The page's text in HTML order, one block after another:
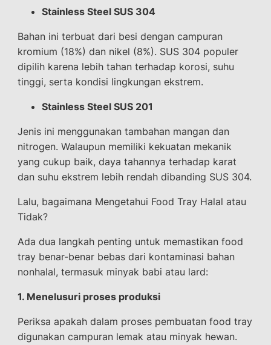
Stainless Steel SUS 304
Bahan ini terbuat dari besi dengan campuran
kromium (18%) dan nikel (8%). SUS 304 populer
dipilih karena lebih tahan terhadap korosi, suhu
tinggi, serta kondisi lingkungan ekstrem.
Stainless Steel SUS 201
Jenis ini menggunakan tambahan mangan dan
nitrogen. Walaupun memiliki kekuatan mekanik
yang cukup baik, daya tahannya terhadap karat
dan suhu ekstrem lebih rendah dibanding SUS 304.
Lalu, bagaimana Mengetahui Food Tray Halal atau
Tidak?
Ada dua langkah penting untuk memastikan food
tray benar-benar bebas dari kontaminasi bahan
nonhalal, termasuk minyak babi atau lard:
1. Menelusuri proses produksi
Periksa apakah dalam proses pembuatan food tray
digunakan campuran lemak atau minyak hewan.